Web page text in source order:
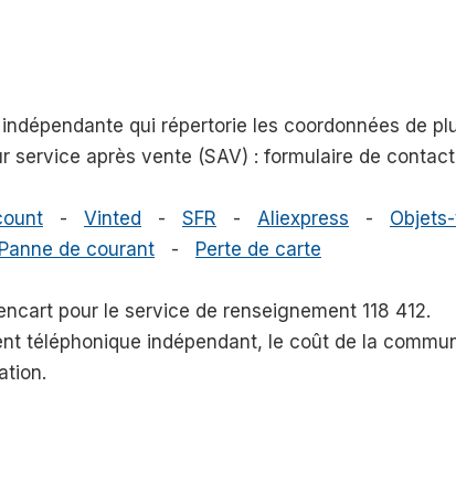
qui répertorie les coordonnées de
après vente (SAV) : formulaire de
- Vinted - SFR - Aliexpress -
Panne de courant - Perte de carte
pour le service de renseignement 118 412.
téléphonique indépendant, le coût de la